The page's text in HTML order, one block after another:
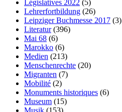
Législatives 2022 (5)
Lehrerfortbildung (26)
Leipziger Buchmesse 2017 (3)
Literatur(396)
Mai 68 (6)
Marokko (6)
Medien (213)
Menschenrechte (20)
Migranten (7)
Mobilité (2)
Monuments historiques (6)
Museum (15)